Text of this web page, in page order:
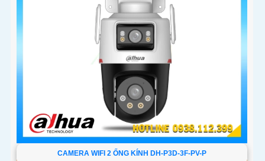
CAMERA WIFI 2 ỐNG KÍNH DH-P3D-3F-PV-P